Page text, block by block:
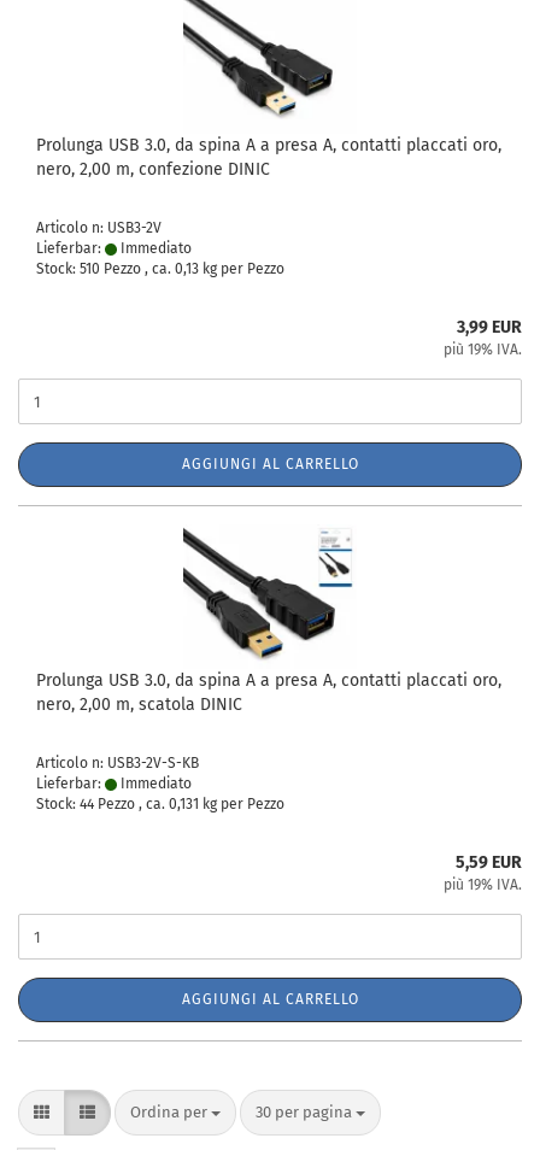
Prolunga USB 3.0, da spina A a presa A, contatti placcati oro,
nero, 2,00 m, confezione DINIC
Articolo n: USB3-2V
Lieferbar:
Immediato
Stock: 510 Pezzo , ca. 0,13 kg per Pezzo
3,99 EUR
più 19% IVA.
AGGIUNGI AL CARRELLO
Prolunga USB 3.0, da spina A a presa A, contatti placcati oro,
nero, 2,00 m, scatola DINIC
Articolo n: USB3-2V-S-KB
Lieferbar:
Immediato
Stock: 44 Pezzo , ca. 0,131 kg per Pezzo
5,59 EUR
più 19% IVA.
AGGIUNGI AL CARRELLO
Ordina per
Ordina per 30 per pagina
per pagina